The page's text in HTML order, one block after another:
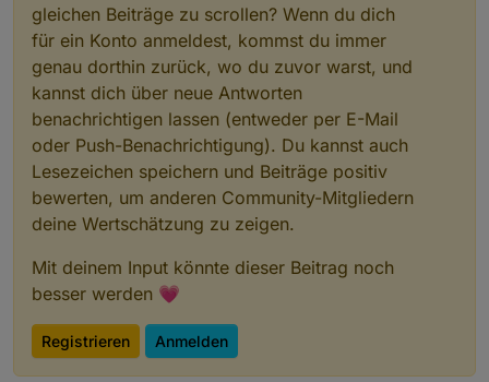
gleichen Beiträge zu scrollen? Wenn du dich
für ein Konto anmeldest, kommst du immer
genau dorthin zurück, wo du zuvor warst, und
kannst dich über neue Antworten
benachrichtigen lassen (entweder per E-Mail
oder Push-Benachrichtigung). Du kannst auch
Lesezeichen speichern und Beiträge positiv
bewerten, um anderen Community-Mitgliedern
deine Wertschätzung zu zeigen.
Mit deinem Input könnte dieser Beitrag noch
besser werden 💗
Registrieren Anmelden